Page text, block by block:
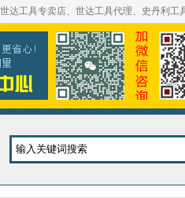
达工具专卖店、世达工具代理、史丹利